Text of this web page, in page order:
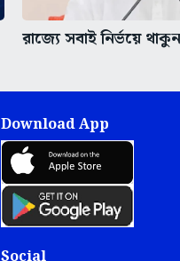
রাজ্যে সবাই নির্ভয়ে
Download App